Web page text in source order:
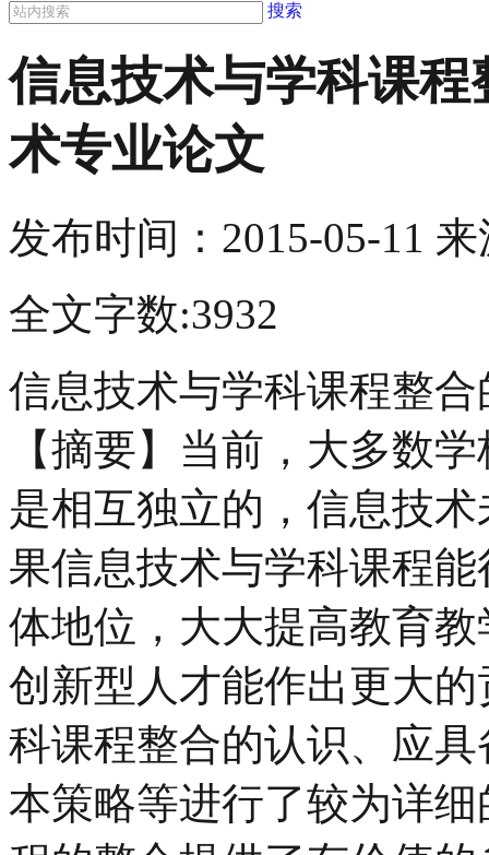
搜索
信息技术与学科课
术专业论文
发布时间： 2015-05-11 来
全文字数:3932
信息技术与学科课程整合
【摘要】当前，大多数
是相互独立的，信息技
果信息技术与学科课程
体地位，大大提高教育
创新型人才能作出更大
科课程整合的认识、应
本策略等进行了较为详